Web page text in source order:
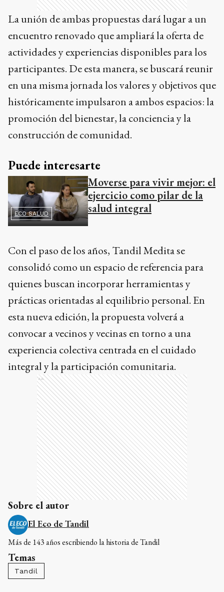
La unión de ambas propuestas dará lugar a un
encuentro renovado que ampliará la oferta de
actividades y experiencias disponibles para los
participantes. De esta manera, se buscará reunir
en una misma jornada los valores y objetivos que
históricamente impulsaron a ambos espacios: la
promoción del bienestar, la conciencia y la
construcción de comunidad.
Puede interesarte
ECO SALUD
Moverse para vivir mejor: el
ejercicio como pilar de la
salud integral
Con el paso de los años, Tandil Medita se
consolidó como un espacio de referencia para
quienes buscan incorporar herramientas y
prácticas orientadas al equilibrio personal. En
esta nueva edición, la propuesta volverá a
convocar a vecinos y vecinas en torno a una
experiencia colectiva centrada en el cuidado
integral y la participación comunitaria.
Ads
Sobre el autor
El Eco de Tandil
Más de 143 años escribiendo la historia de Tandil
Temas
Tandil